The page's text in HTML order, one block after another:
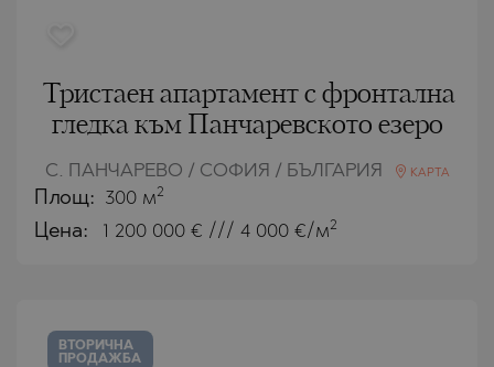
Тристаен апартамент с фронтална
гледка към Панчаревското езеро
С. ПАНЧАРЕВО / СОФИЯ / БЪЛГАРИЯ КАРТА
Площ: 300 м2
Цена: 1 200 000 € /// 4 000 €/м2
ВТОРИЧНА
ПРОДАЖБА